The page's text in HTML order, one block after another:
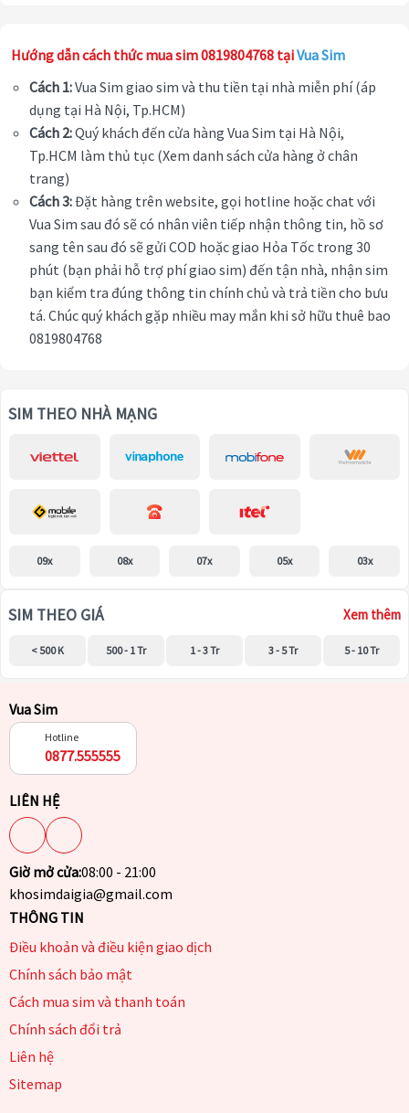
Hướng dẫn cách thức mua sim 0819804768 tạiVua Sim
Cách 1:Vua Sim giao sim và thu tiền tại nhà miễn phí (áp
dụng tại Hà Nội, Tp.HCM)
Cách 2:Quý khách đến cửa hàng Vua Sim tại Hà Nội,
Tp.HCM làm thủ tục (Xem danh sách cửa hàng ở chân
trang)
Cách 3:Đặt hàng trên website, gọi hotline hoặc chat với
Vua Sim sau đó sẽ có nhân viên tiếp nhận thông tin, hồ sơ
sang tên sau đó sẽ gửi COD hoặc giao Hỏa Tốc trong 30
phút (bạn phải hỗ trợ phí giao sim) đến tận nhà, nhận sim
bạn kiểm tra đúng thông tin chính chủ và trả tiền cho bưu
tá. Chúc quý khách gặp nhiều may mắn khi sở hữu thuê bao
0819804768
SIM THEO NHÀ MẠNG
09x 08x 07x 05x 03x
SIM THEO GIÁ Xem thêm
< 500 K 500 - 1 Tr 1 - 3 Tr 3 - 5 Tr 5 - 10 Tr
Vua Sim
Hotline
0877.555555
LIÊN HỆ
Giờ mở cửa:08:00 - 21:00
khosimdaigia@gmail.com
THÔNG TIN
Điều khoản và điều kiện giao dịch
Chính sách bảo mật
Cách mua sim và thanh toán
Chính sách đổi trả
Liên hệ
Sitemap